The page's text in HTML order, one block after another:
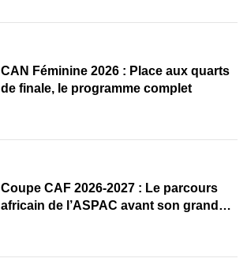
CAN Féminine 2026 : Place aux quarts
de finale, le programme complet
Coupe CAF 2026-2027 : Le parcours
africain de l’ASPAC avant son grand